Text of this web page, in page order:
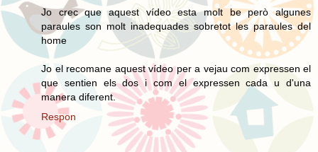
Jo crec que aquest vídeo esta molt be però algunes
paraules son molt inadequades sobretot les paraules del
home
Jo el recomane aquest vídeo per a vejau com expressen el
que sentien els dos i com el expressen cada u d'una
manera diferent.
Respon